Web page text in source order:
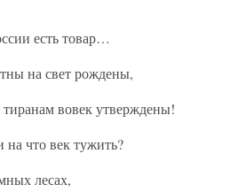
есть товар…
на свет рождены,
вовек утверждены!
на что век тужить?
лесах,